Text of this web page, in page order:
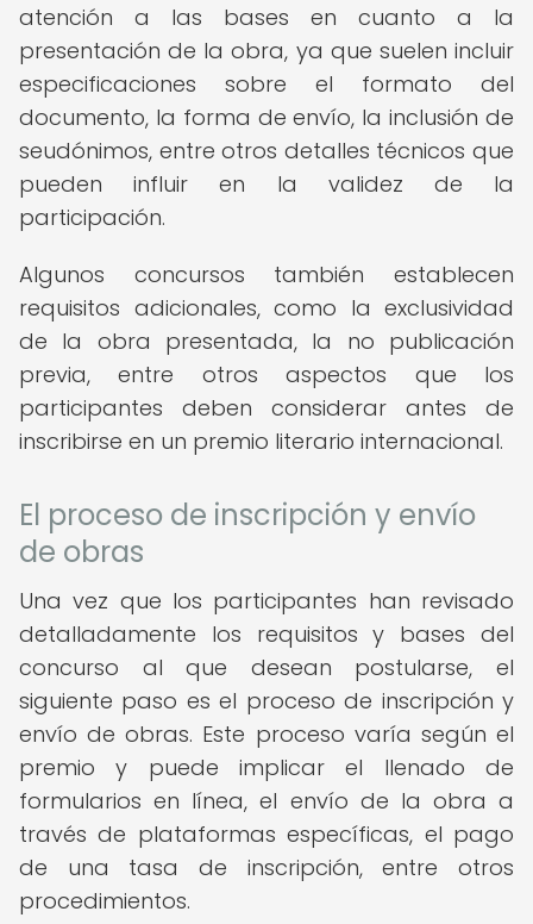
atención a las bases en cuanto a la
presentación de la obra, ya que suelen incluir
especificaciones sobre el formato del
documento, la forma de envío, la inclusión de
seudónimos, entre otros detalles técnicos que
pueden influir en la validez de la
participación.
Algunos concursos también establecen
requisitos adicionales, como la exclusividad
de la obra presentada, la no publicación
previa, entre otros aspectos que los
participantes deben considerar antes de
inscribirse en un premio literario internacional.
El proceso de inscripción y envío
de obras
Una vez que los participantes han revisado
detalladamente los requisitos y bases del
concurso al que desean postularse, el
siguiente paso es el proceso de inscripción y
envío de obras. Este proceso varía según el
premio y puede implicar el llenado de
formularios en línea, el envío de la obra a
través de plataformas específicas, el pago
de una tasa de inscripción, entre otros
procedimientos.